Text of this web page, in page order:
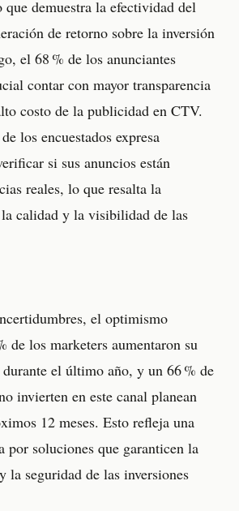
que demuestra la efectividad del
de retorno sobre la inversión
el 68 % de los anunciantes
contar con mayor transparencia
costo de la publicidad en CTV.
los encuestados expresa
si sus anuncios están
reales, lo que resalta la
calidad y la visibilidad de las
el optimismo
de los marketers aumentaron su
el último año, y un 66 % de
invierten en este canal planean
12 meses. Esto refleja una
por soluciones que garanticen la
la seguridad de las inversiones